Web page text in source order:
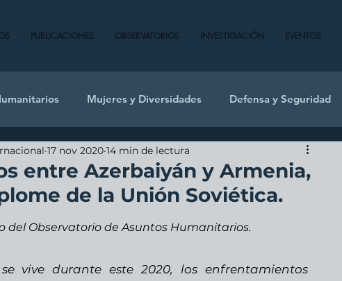
PUBLICACIONES OBSERVATORIOS INVESTIGACIÓN EVENTOS
Mujeres y Diversidades Defensa y Seguridad
entre Azerbaiyán y Armenia,
de la Unión Soviética.
17 nov 2020 14 min de lectura
del Observatorio de Asuntos Humanitarios.
vive durante este 2020, los enfrentamientos